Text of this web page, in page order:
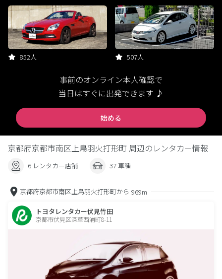
852人 507人
事前のオンライン本人確認で
当日はすぐに出発できます ♪
始める
京都府京都市南区上鳥羽火打形町 周辺のレンタカー情報
6 レンタカー店舗 37 車種
京都府京都市南区上鳥羽火打形町から 969m
トヨタレンタカー伏見竹田
京都市伏見区深草西浦町8-11